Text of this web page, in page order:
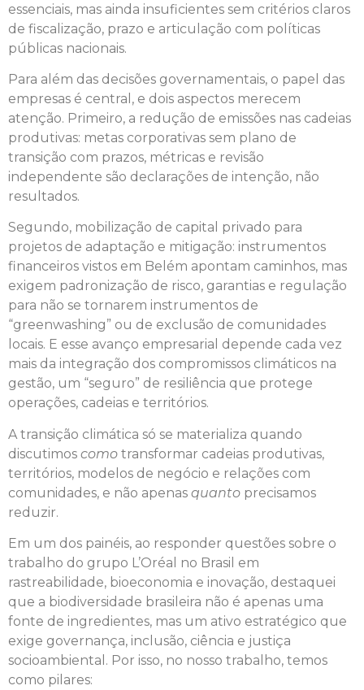
essenciais, mas ainda insuficientes sem critérios claros
de fiscalização, prazo e articulação com políticas
públicas nacionais.
Para além das decisões governamentais, o papel das
empresas é central, e dois aspectos merecem
atenção. Primeiro, a redução de emissões nas cadeias
produtivas: metas corporativas sem plano de
transição com prazos, métricas e revisão
independente são declarações de intenção, não
resultados.
Segundo, mobilização de capital privado para
projetos de adaptação e mitigação: instrumentos
financeiros vistos em Belém apontam caminhos, mas
exigem padronização de risco, garantias e regulação
para não se tornarem instrumentos de
“greenwashing” ou de exclusão de comunidades
locais. E esse avanço empresarial depende cada vez
mais da integração dos compromissos climáticos na
gestão, um “seguro” de resiliência que protege
operações, cadeias e territórios.
A transição climática só se materializa quando
discutimos como transformar cadeias produtivas,
territórios, modelos de negócio e relações com
comunidades, e não apenas quanto precisamos
reduzir.
Em um dos painéis, ao responder questões sobre o
trabalho do grupo L’Oréal no Brasil em
rastreabilidade, bioeconomia e inovação, destaquei
que a biodiversidade brasileira não é apenas uma
fonte de ingredientes, mas um ativo estratégico que
exige governança, inclusão, ciência e justiça
socioambiental. Por isso, no nosso trabalho, temos
como pilares: